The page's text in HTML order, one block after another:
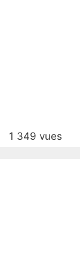
1 349 vues